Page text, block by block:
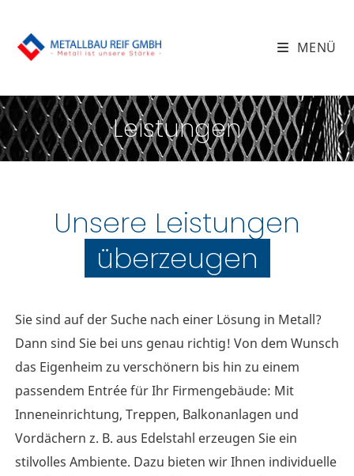
MENÜ
Leistungen
Unsere Leistungen
überzeugen
Sie sind auf der Suche nach einer Lösung in Metall?
Dann sind Sie bei uns genau richtig! Von dem Wunsch
das Eigenheim zu verschönern bis hin zu einem
passendem Entrée für Ihr Firmengebäude: Mit
Inneneinrichtung, Treppen, Balkonanlagen und
Vordächern z. B. aus Edelstahl erzeugen Sie ein
stilvolles Ambiente. Dazu bieten wir Ihnen individuelle